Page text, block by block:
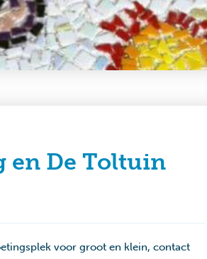
en De Toltuin
voor groot en klein, contact